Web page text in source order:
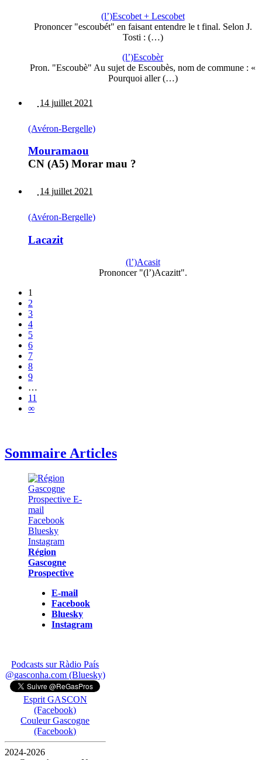
(l’)Escobet + Lescobet
Prononcer "escoubét" en faisant entendre le t final. Selon J.
Tosti : (…)
(l’)Escobèr
Pron. "Escoubè" Au sujet de Escoubès, nom de commune : «
Pourquoi aller (…)
14 juillet 2021
(Avéron-Bergelle)
Mouramaou
CN (A5) Morar mau ?
14 juillet 2021
(Avéron-Bergelle)
Lacazit
(l’)Acasit
Prononcer "(l’)Acazitt".
1
2
3
4
5
6
7
8
9
…
11
∞
Sommaire Articles
Région
Gascogne
Prospective
E-mail
Facebook
Bluesky
Instagram
Podcasts sur Ràdio País
@gasconha.com (Bluesky)
Esprit GASCON
(Facebook)
Couleur Gascogne
(Facebook)
2024-2026